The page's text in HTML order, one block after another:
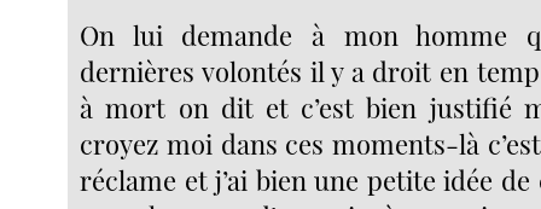
On lui demande à mon homme
dernières volontés il y a droit en
à mort on dit et c’est bien justifié
croyez moi dans ces moments-là c’est
réclame et j’ai bien une petite idée de